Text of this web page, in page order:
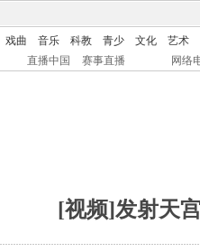
戏曲 音乐 科教 青少 文化
艺术
直播中国 赛事直播 网络
[视频]发射天